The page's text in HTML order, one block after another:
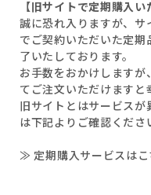
【旧サイトで定期購入
誠に恐れ入りますが、サ
でご契約いただいた定
了いたしております。
お手数をおかけします
てご注文いただけますと
旧サイトとはサービス
は下記よりご確認くださ
≫ 定期購入サービスはこ